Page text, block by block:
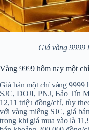
Giá vàng 9999
Vàng 9999 hôm nay một
Giá bán một chỉ vàng 9999
SJC, DOJI, PNJ, Bảo Tín
12,11 triệu đồng/chỉ, tùy
với vàng miếng SJC, giá
trong khi giá mua vào là